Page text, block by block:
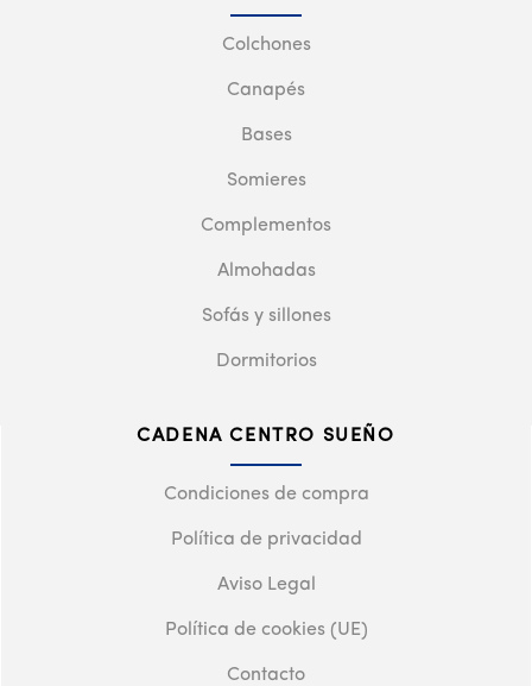
Colchones
Canapés
Bases
Somieres
Complementos
Almohadas
Sofás y sillones
Dormitorios
CADENA CENTRO SUEÑO
Condiciones de compra
Política de privacidad
Aviso Legal
Política de cookies (UE)
Contacto